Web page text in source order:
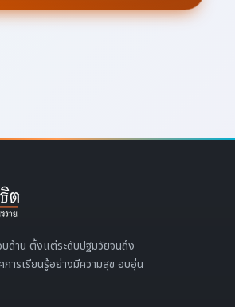
ด้าน ตั้งแต่ระดับปฐมวัยจนถึง
ารเรียนรู้อย่างมีความสุข อบอุ่น